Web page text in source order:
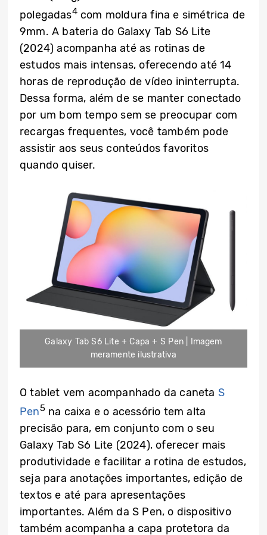
polegadas4com moldura fina e simétrica de
9mm. A bateria do Galaxy Tab S6 Lite
(2024) acompanha até as rotinas de
estudos mais intensas, oferecendo até 14
horas de reprodução de vídeo ininterrupta.
Dessa forma, além de se manter conectado
por um bom tempo sem se preocupar com
recargas frequentes, você também pode
assistir aos seus conteúdos favoritos
quando quiser.
Galaxy Tab S6 Lite + Capa + S Pen | Imagem
meramente ilustrativa
O tablet vem acompanhado da caneta S
Pen5 na caixa e o acessório tem alta
precisão para, em conjunto com o seu
Galaxy Tab S6 Lite (2024), oferecer mais
produtividade e facilitar a rotina de estudos,
seja para anotações importantes, edição de
textos e até para apresentações
importantes. Além da S Pen, o dispositivo
também acompanha a capa protetora da